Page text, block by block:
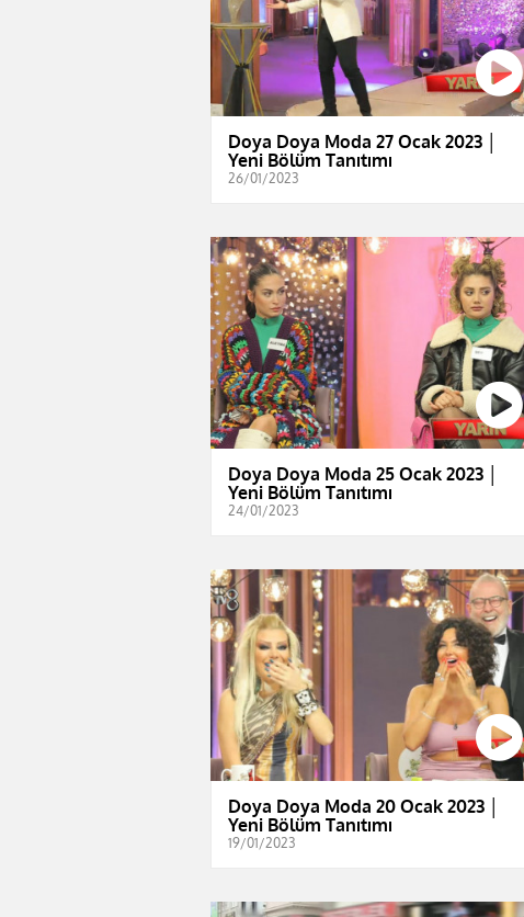
Doya Doya Moda 27 Ocak 2023 │
Yeni Bölüm Tanıtımı
26/01/2023
Doya Doya Moda 25 Ocak 2023 │
Yeni Bölüm Tanıtımı
24/01/2023
Doya Doya Moda 20 Ocak 2023 │
Yeni Bölüm Tanıtımı
19/01/2023